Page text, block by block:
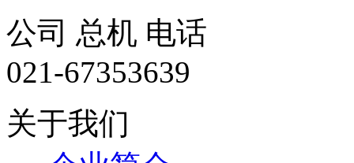
公司 总机 电话
021-67353639
关于我们